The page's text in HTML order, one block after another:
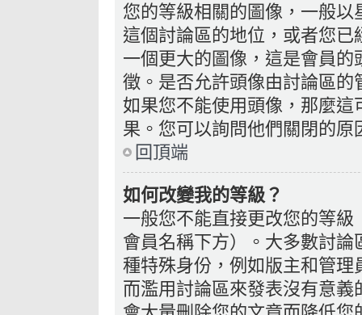
您的等級相關的圖像，一般
這個討論區的地位，或者您
一個更大的圖像，這是會員
徵。是否允許頭像由討論區
如果您不能使用頭像，那麼
果。您可以詢問他們關閉的原
回頂端
如何改變我的等級？
一般您不能直接更改您的等
會員名稱下方）。大多數討
種特殊身份，例如版主和管
而濫用討論區來發表沒有意